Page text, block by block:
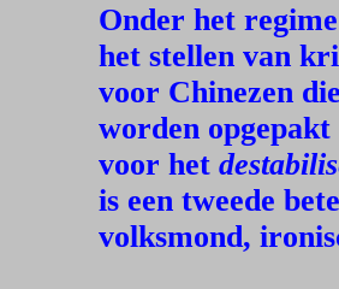
Onder het
het stellen van
voor Chinezen
worden
voor het
is een tweede
volksmond,